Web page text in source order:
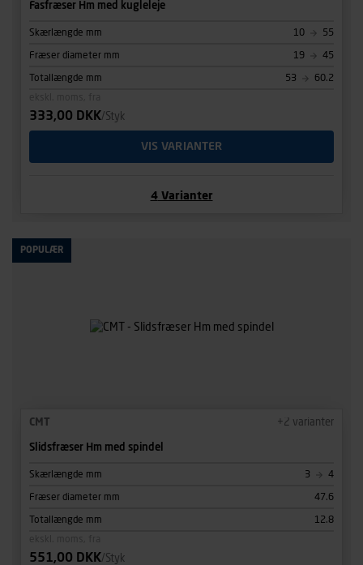
Fasfræser Hm med kugleleje
Skærlængde mm 10 55
Fræser diameter mm 19 45
Totallængde mm 53
60.2
333,00 DKK/Styk
VIS VARIANTER
4Varianter
POPULÆR
CMT +2 varianter
Slidsfræser Hm med spindel
Skærlængde mm 3 4
Fræser diameter mm 47.6
Totallængde mm
12.8
551,00 DKK/Styk